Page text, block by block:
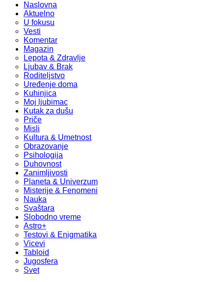
Naslovna
Aktuelno
U fokusu
Vesti
Komentar
Magazin
Lepota & Zdravlje
Ljubav & Brak
Roditeljstvo
Uređenje doma
Kuhinjica
Moj ljubimac
Kutak za dušu
Priče
Misli
Kultura & Umetnost
Obrazovanje
Psihologija
Duhovnost
Zanimljivosti
Planeta & Univerzum
Misterije & Fenomeni
Nauka
Svaštara
Slobodno vreme
Astro+
Testovi & Enigmatika
Vicevi
Tabloid
Jugosfera
Svet